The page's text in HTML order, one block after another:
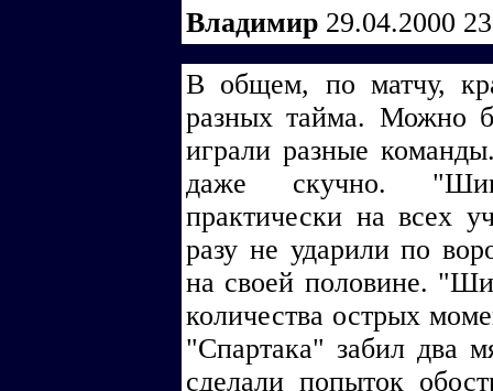
Владимир 29.04.2000
В общем, по матчу,
разных тайма. Можно
играли разные
даже скучно.
практически на всех
разу не ударили по
на своей половине.
количества острых
"Спартака" забил два
сделали попыток